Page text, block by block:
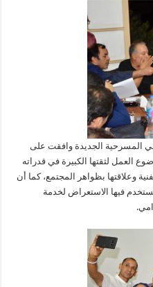
المسرحية الجديدة وافقت على
العمل لثقتها الكبيرة في قدراته
وعلاقتها بظواهر المجتمع، كما أن
فيها الاستعراض لخدمة